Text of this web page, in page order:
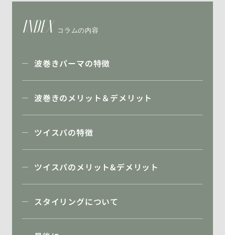
INDEX コラムの内容
波巻きパーマの特徴
波巻きのメリット＆デメリット
ツイスパの特徴
ツイスパのメリット&デメリット
スタイリングについて